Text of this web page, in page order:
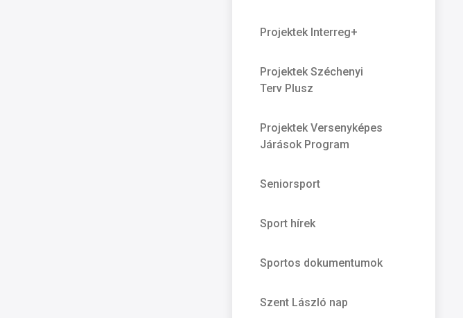
Projektek Interreg+
Projektek Széchenyi
Terv Plusz
Projektek Versenyképes
Járások Program
Seniorsport
Sport hírek
Sportos dokumentumok
Szent László nap